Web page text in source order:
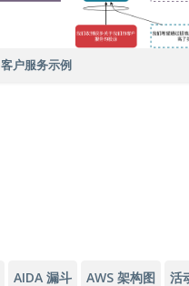
客户服务示例
AIDA 漏斗 AWS 架构图 活